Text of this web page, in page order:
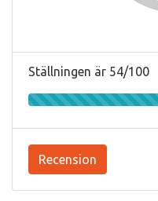
Ställningen är 54/100
Recension